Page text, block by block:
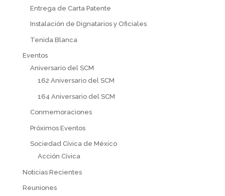
Entrega de Carta Patente
Instalación de Dignatarios y Oficiales
Tenida Blanca
Eventos
Aniversario del SCM
162 Aniversario del SCM
164 Aniversario del SCM
Conmemoraciones
Próximos Eventos
Sociedad Cívica de México
Acción Cívica
Noticias Recientes
Reuniones